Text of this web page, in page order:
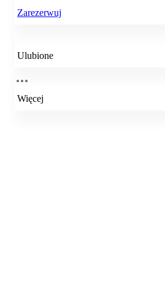
Zarezerwuj
Ulubione
Więcej